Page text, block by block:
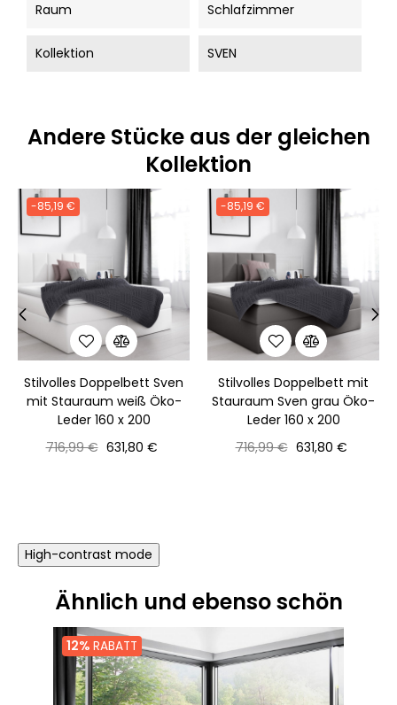
Raum Schlafzimmer
Kollektion SVEN
Andere Stücke aus der gleichen
Kollektion
-85,19 €
Stilvolles Doppelbett Sven
mit Stauraum weiß Öko-
Leder 160 x 200
Normaler
716,99 € Preis
631,80 €
-85,19 €
Stilvolles Doppelbett mit
Stauraum Sven grau Öko-
Leder 160 x 200
Normaler
716,99 € Preis
631,80 €
High-contrast mode
Ähnlich und ebenso schön
12% RABATT